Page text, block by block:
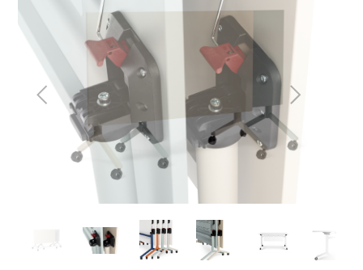
Zurück Weiter